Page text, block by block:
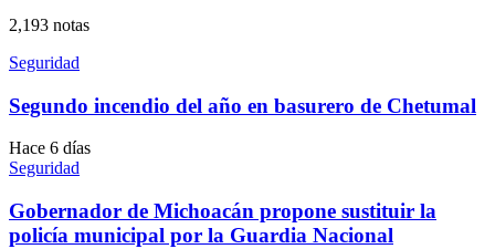
2,193 notas
Seguridad
Segundo incendio del año en basurero de Chetumal
Hace 6 días
Seguridad
Gobernador de Michoacán propone sustituir la
policía municipal por la Guardia Nacional